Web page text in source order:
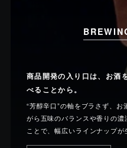
商品開発の入り口は、お酒
べることから。
“芳醇辛口”の軸をブラさず、
がら五味のバランスや香りの濃
ことで、幅広いラインナップが